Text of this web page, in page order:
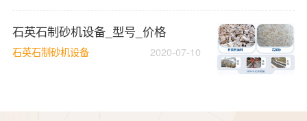
石英石制砂机设备_型号_价格
石英石制砂机设备 2020-07-10